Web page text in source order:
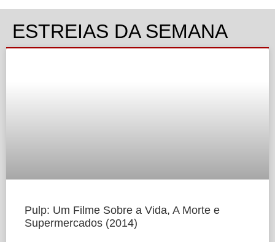
ESTREIAS DA SEMANA
Pulp: Um Filme Sobre a Vida, A Morte e
Supermercados (2014)